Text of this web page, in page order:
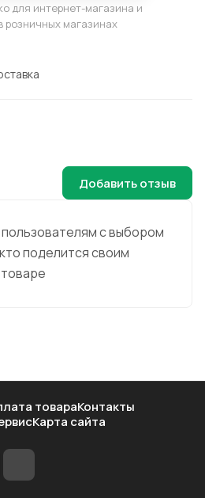
для интернет-магазина и
розничных магазинах
с выбором
поделится своим
Добавить отзыв
товараКонтакты
Карта сайта